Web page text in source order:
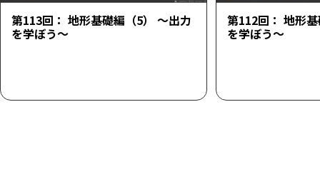
第113回： 地形基礎編（5） ～出力
を学ぼう～
第112回： 地形
を学ぼう～